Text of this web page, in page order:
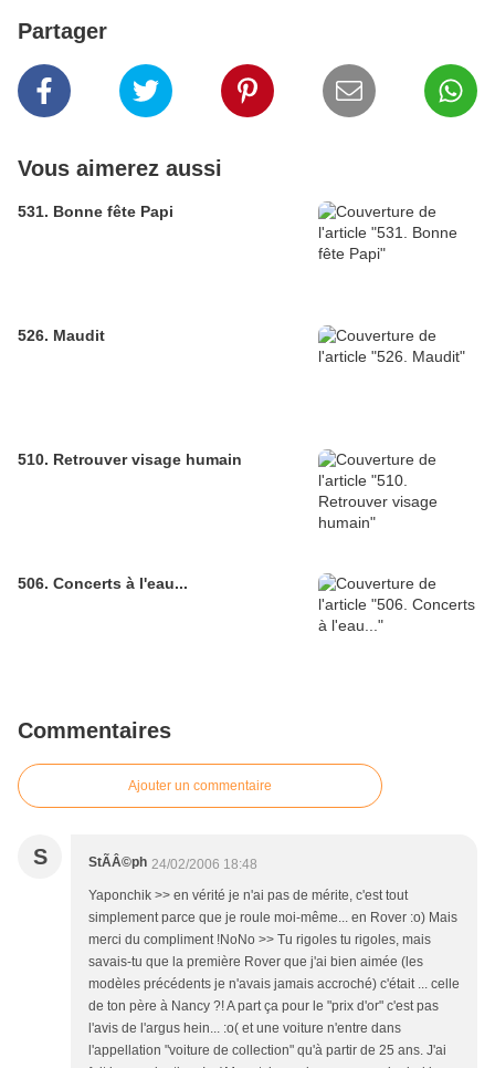
Partager
Vous aimerez aussi
531. Bonne fête Papi
526. Maudit
510. Retrouver visage humain
506. Concerts à l'eau...
Commentaires
Ajouter un commentaire
S StÃÂ©ph 24/02/2006 18:48
Yaponchik >> en vérité je n'ai pas de mérite, c'est tout
simplement parce que je roule moi-même... en Rover :o) Mais
merci du compliment !NoNo >> Tu rigoles tu rigoles, mais
savais-tu que la première Rover que j'ai bien aimée (les
modèles précédents je n'avais jamais accroché) c'était ... celle
de ton père à Nancy ?! A part ça pour le "prix d'or" c'est pas
l'avis de l'argus hein... :o( et une voiture n'entre dans
l'appellation "voiture de collection" qu'à partir de 25 ans. J'ai